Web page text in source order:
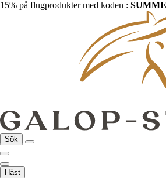
15% på flugprodukter med koden :
Sök
Häst